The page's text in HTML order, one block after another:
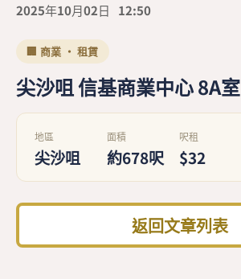
2025年10月02日
12:50
🏢 商業 · 租賃
尖沙咀 信基商業中心 8A室
地區
尖沙咀
面積
約678呎
呎租
$32
返回文章列表